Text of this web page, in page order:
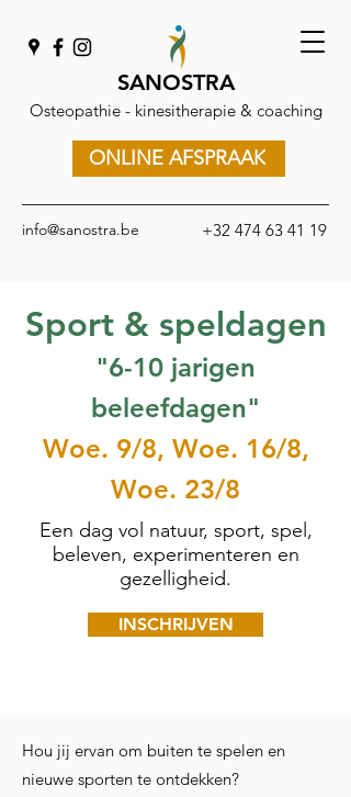
SANOSTRA
Osteopathie - kinesitherapie & coaching
ONLINE AFSPRAAK
info@sanostra.be +32 474 63 41 19
Sport & speldagen
"6-10 jarigen
beleefdagen"
Woe. 9/8, Woe. 16/8,
Woe. 23/8
Een dag vol natuur, sport, spel,
beleven, experimenteren en
gezelligheid.
INSCHRIJVEN
Hou jij ervan om buiten te spelen en
nieuwe sporten te ontdekken?